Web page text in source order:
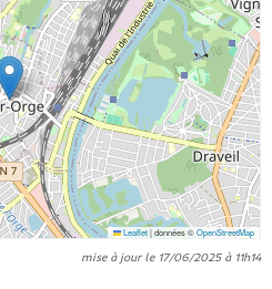
Leaflet|données ©OpenStreetMap
mise à jour le 17/06/2025 à 11h14